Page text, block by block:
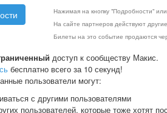
Нажимая на кнопку "Подробности"
На сайте партнеров действуют
Билеты на это событие продаются
доступ к сообществу Макис.
бесплатно всего за 10 секунд!
пользователи могут:
с другими пользователями
пользователей, которые тоже хотят